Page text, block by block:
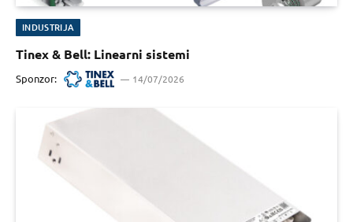
INDUSTRIJA
Tinex & Bell: Linearni sistemi
Sponzor: 14/07/2026